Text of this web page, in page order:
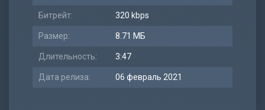
Битрейт: 320 kbps
Размер: 8.71 МБ
Длительность: 3:47
Дата релиза: 06 февраль 2021